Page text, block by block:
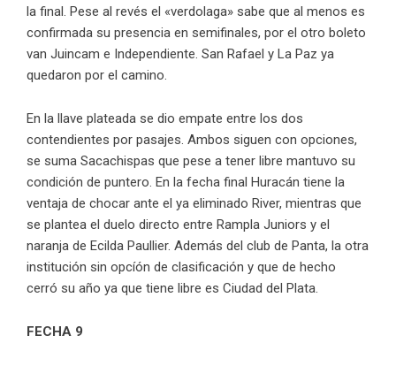
la final. Pese al revés el «verdolaga» sabe que al menos es
confirmada su presencia en semifinales, por el otro boleto
van Juincam e Independiente. San Rafael y La Paz ya
quedaron por el camino.
En la llave plateada se dio empate entre los dos
contendientes por pasajes. Ambos siguen con opciones,
se suma Sacachispas que pese a tener libre mantuvo su
condición de puntero. En la fecha final Huracán tiene la
ventaja de chocar ante el ya eliminado River, mientras que
se plantea el duelo directo entre Rampla Juniors y el
naranja de Ecilda Paullier. Además del club de Panta, la otra
institución sin opcíón de clasificación y que de hecho
cerró su año ya que tiene libre es Ciudad del Plata.
FECHA 9